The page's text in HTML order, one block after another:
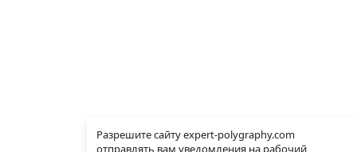
Разрешите сайту expert-polygraphy.com
отправлять вам уведомления на рабочий